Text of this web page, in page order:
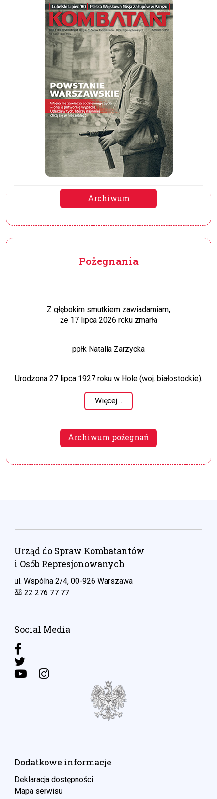
Archiwum
Pożegnania
Z głębokim smutkiem zawiadamiam,
że 17 lipca 2026 roku zmarła
ppłk Natalia Zarzycka
Urodzona 27 lipca 1927 roku w Hole (woj. białostockie).
Więcej…
Archiwum pożegnań
Urząd do Spraw Kombatantów
i Osób Represjonowanych
ul. Wspólna 2/4, 00-926 Warszawa
22 276 77 77
Social Media
Dodatkowe informacje
Deklaracja dostępności
Mapa serwisu